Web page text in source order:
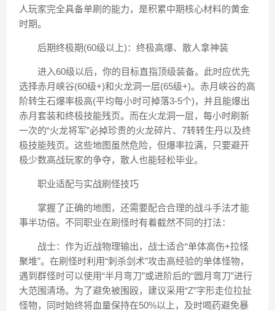
人玩家完全具备单刷的能力，是积累中期核心材料的黄金
时期。
后期终极期(60级以上)：终极高爆、散人拿神装
进入60级以后，你的目标直指顶级装备。此时应优先
选择赤月峡谷(60级+)和火龙洞一层(65级+)。赤月峡谷的高
阶转生石爆率极高(平均每小时可掉落3-5个)，并且能爆出
赤月套装和终极技能残页。而在火龙洞一层，每小时刷新
一次的“火龙将军”必掉珍贵的火龙碎片、7转转生丹以及终
极技能残页。这些地图虽然危险，但爆率拉满，只要避开
极少数高战玩家的争夺，散人也能轻松毕业。
️职业适配与实战刷怪技巧
掌握了正确的地图，还需要配合合理的战斗手法才能
事半功倍。不同职业在刷怪时有着截然不同的打法：
战士：作为近战物理输出，战士适合“单体高伤+拉怪
聚堆”。在刷怪时利用“刺杀剑术”攻击高经验的单体怪物，
遇到群怪时可以使用“半月弯刀”或进阶后的“圆月弯刀”进行
大范围清场。为了避免被围殴，建议采用“Z”字形走位拉扯
怪物，同时始终将血量保持在50%以上，及时喝药避免暴